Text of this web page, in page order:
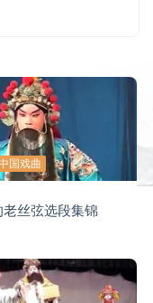
国戏曲
老丝弦选段集锦